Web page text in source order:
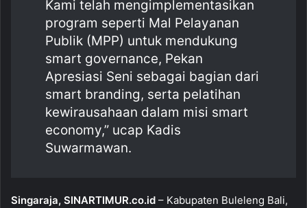
o
k
p
Kami telah mengimplementasikan
program seperti Mal Pelayanan
Publik (MPP) untuk mendukung
smart governance, Pekan
Apresiasi Seni sebagai bagian dari
smart branding, serta pelatihan
kewirausahaan dalam misi smart
economy,” ucap Kadis
Suwarmawan.
Singaraja, SINARTIMUR.co.id – Kabupaten Buleleng Bali,